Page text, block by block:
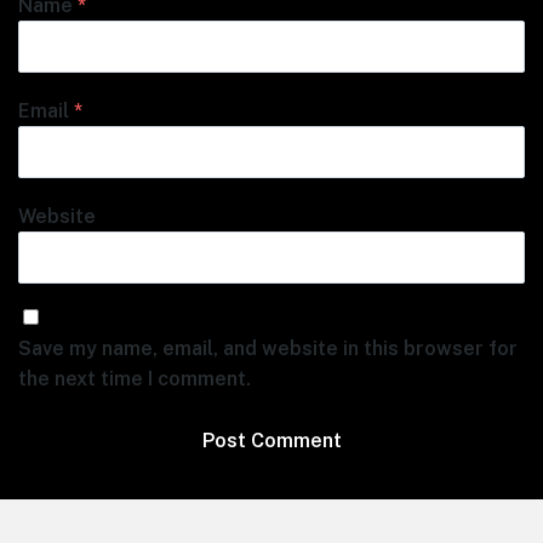
Name *
Email *
Website
Save my name, email, and website in this browser for
the next time I comment.